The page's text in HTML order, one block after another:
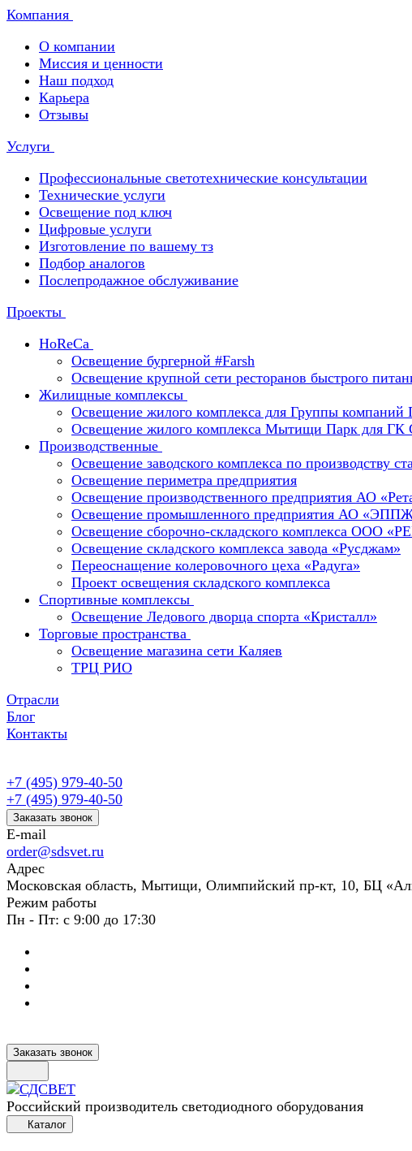
Компания
О компании
Миссия и ценности
Наш подход
Карьера
Отзывы
Услуги
Профессиональные светотехнические консультации
Технические услуги
Освещение под ключ
Цифровые услуги
Изготовление по вашему тз
Подбор аналогов
Послепродажное обслуживание
Проекты
HoReCa
Освещение бургерной #Farsh
Освещение крупной сети ресторанов быстрого
Жилищные комплексы
Освещение жилого комплекса для Группы
Освещение жилого комплекса Мытищи Парк для ГК
Производственные
Освещение заводского комплекса по производству
Освещение периметра предприятия
Освещение производственного предприятия АО
Освещение промышленного предприятия АО
Освещение сборочно-складского комплекса ООО
Освещение складского комплекса завода «Русджам»
Переоснащение колеровочного цеха «Радуга»
Проект освещения складского комплекса
Спортивные комплексы
Освещение Ледового дворца спорта «Кристалл»
Торговые пространства
Освещение магазина сети Каляев
ТРЦ РИО
Отрасли
Блог
Контакты
+7 (495) 979-40-50
+7 (495) 979-40-50
Заказать звонок
E-mail
order@sdsvet.ru
Адрес
Московская область, Мытищи, Олимпийский пр-кт, 10, БЦ
Режим работы
Пн - Пт: с 9:00 до 17:30
Заказать звонок
Российский производитель светодиодного оборудования
Каталог